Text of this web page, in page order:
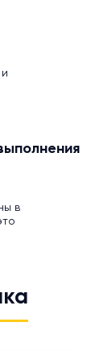
в